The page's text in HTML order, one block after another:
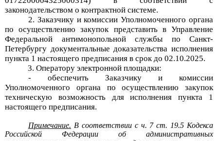
законодательством о контрактной системе.
2. ЗаказчикуикомиссииУполномоченного органа
по осуществлению закупок представить в Управление
Федеральной антимонопольной службы по Санкт-
Петербургу документальныедоказательства исполнения
пункта 1 настоящего предписания в срок до 02.10.2025.
3. Оператору электронной площадки:
- обеспечить Заказчику и комиссии
Уполномоченного органа по осуществлению закупок
техническую возможность для исполненияпункта 1
настоящего предписания.
Примечание. В соответствии с ч. 7 ст. 19.5 Кодекса
Российской Федерации об административных